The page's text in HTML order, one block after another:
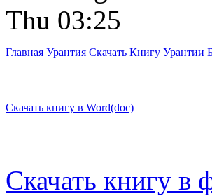
Thu 03:25
Главная Урантия Скачать Книгу Урантии
Скачать книгу в Word(doc)
Скачать книгу в